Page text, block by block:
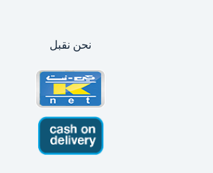
نحن نقبل